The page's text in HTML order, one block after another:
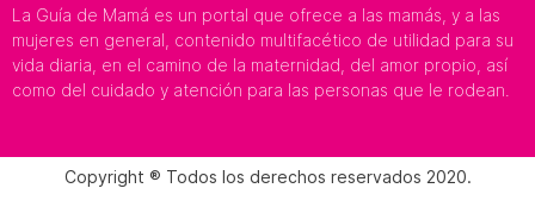
La Guía de Mamá es un portal que ofrece a las mamás, y a las
mujeres en general, contenido multifacético de utilidad para su
vida diaria, en el camino de la maternidad, del amor propio, así
como del cuidado y atención para las personas que le rodean.
Copyright ® Todos los derechos reservados 2020.